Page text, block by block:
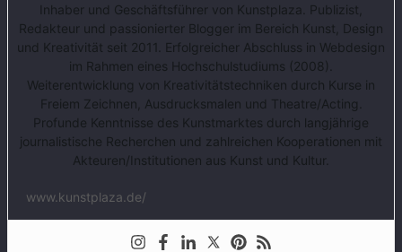
Inhaber und Geschäftsführer von Kunstplaza. Publizist,
Redakteur und passionierter Blogger im Bereich Kunst, Design
und Kreativität seit 2011. Erfolgreicher Abschluss in Webdesign
im Rahmen eines Hochschulstudiums (2008).
Weiterentwicklung von Kreativitätstechniken durch Kurse in
Freiem Zeichnen, Ausdrucksmalen und Theatre/Acting.
Profunde Kenntnisse des Kunstmarktes durch langjährige
journalistische Recherchen und zahlreichen Kooperationen mit
Akteuren/Institutionen aus Kunst und Kultur.
www.kunstplaza.de/